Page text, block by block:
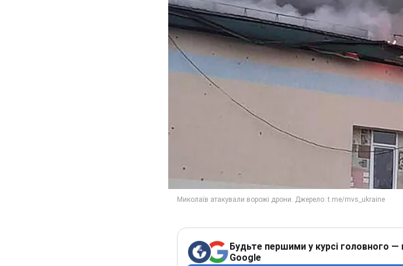
Будьте першими у курсі головного —
Google